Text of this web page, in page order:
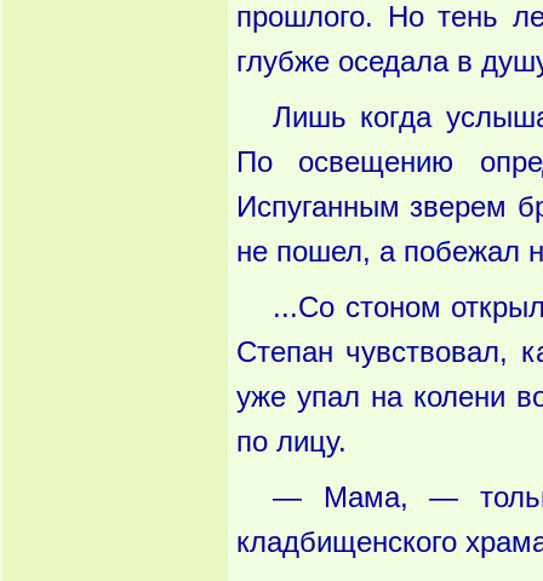
прошлого. Но тень
глубже оседала в
Лишь когда
По освещению
Испуганным зверем
не пошел, а побежал
...Со стоном
Степан чувствовал,
уже упал на колени
по лицу.
— Мама, —
кладбищенского